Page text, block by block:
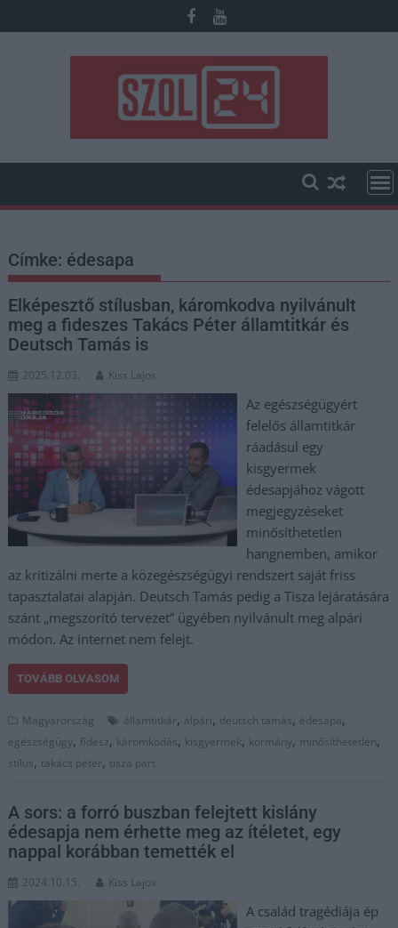
to
Címke: édesapa
Elképesztő stílusban, káromkodva nyilvánult
meg a fideszes Takács Péter államtitkár és
Deutsch Tamás is
2025.12.03. Kiss Lajos
Az egészségügyért
felelős államtitkár
ráadásul egy
kisgyermek
édesapjához vágott
megjegyzéseket
minősíthetetlen
hangnemben, amikor
az kritizálni merte a közegészségügyi rendszert saját friss
tapasztalatai alapján. Deutsch Tamás pedig a Tisza lejáratására
szánt „megszorító tervezet” ügyében nyilvánult meg alpári
módon. Az internet nem felejt.
TOVÁBB OLVASOM
Magyarország államtitkár, alpári, deutsch tamás, édesapa,
egészségügy, fidesz, káromkodás, kisgyermek, kormány, minősíthetetlen,
stílus, takács péter, tisza part
A sors: a forró buszban felejtett kislány
édesapja nem érhette meg az ítéletet, egy
nappal korábban temették el
2024.10.15. Kiss Lajos
A család tragédiája ép